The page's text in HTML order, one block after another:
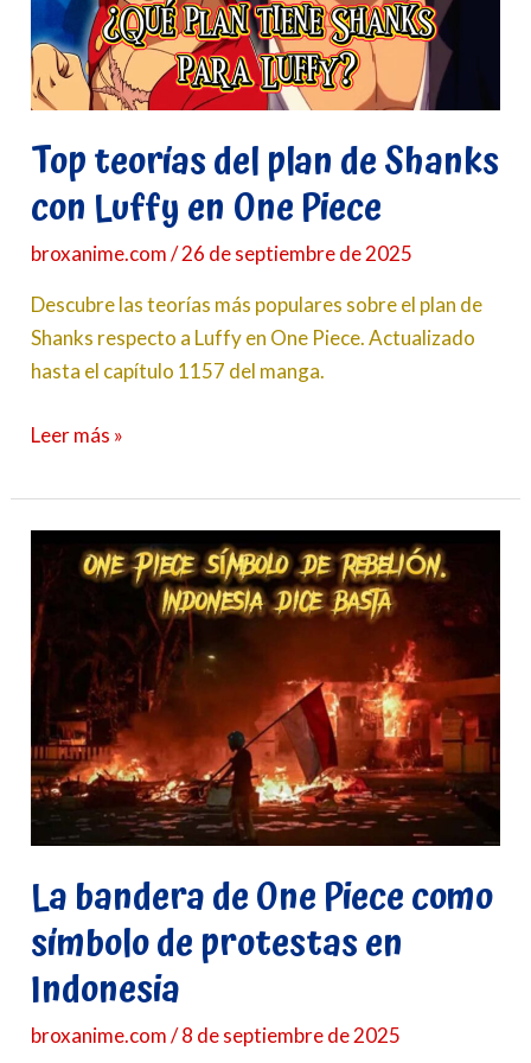
Top teorías del plan de Shanks
con Luffy en One Piece
broxanime.com/26 de septiembre de 2025
Descubre las teorías más populares sobre el plan de
Shanks respecto a Luffy en One Piece. Actualizado
hasta el capítulo 1157 del manga.
con
Luffy
en One
Piece
Leer más »
La bandera de One Piece como
símbolo de protestas en
Indonesia
broxanime.com/8 de septiembre de 2025
bandera
de
One
Piece
como
símbolo
de
protestas
en
Indonesia